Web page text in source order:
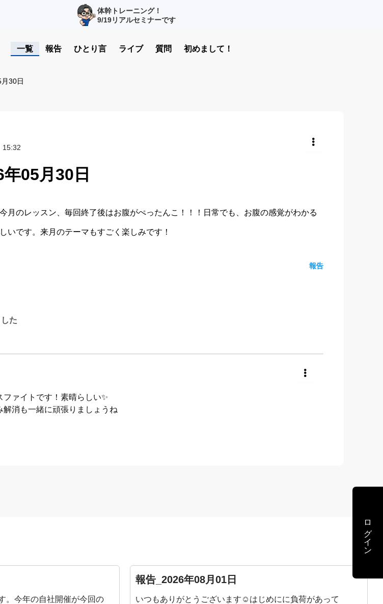
体幹トレーニング！
9/19リアルセミナーです
一覧 報告 ひとり言 ライブ 質問 初めまして！
30日
15:32
05月30日
月のレッスン、毎回終了後はお腹がぺったんこ！！！日常でも、お腹の感覚がわかる
いです。来月のテーマもすごく楽しみです！
報告
た
ファイトです！素晴らしい✨
解消も一緒に頑張りましょうね
。今年の自社開催が今回の
報告_2026年08月01日
いつもありがとうございます☺️はじめにに負荷があって
ログイン